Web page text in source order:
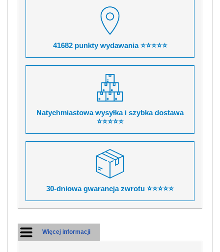
41682 punkty wydawania ⭐⭐⭐⭐⭐
Natychmiastowa wysyłka i szybka dostawa
⭐⭐⭐⭐⭐
30-dniowa gwarancja zwrotu ⭐⭐⭐⭐⭐
Więcej informacji